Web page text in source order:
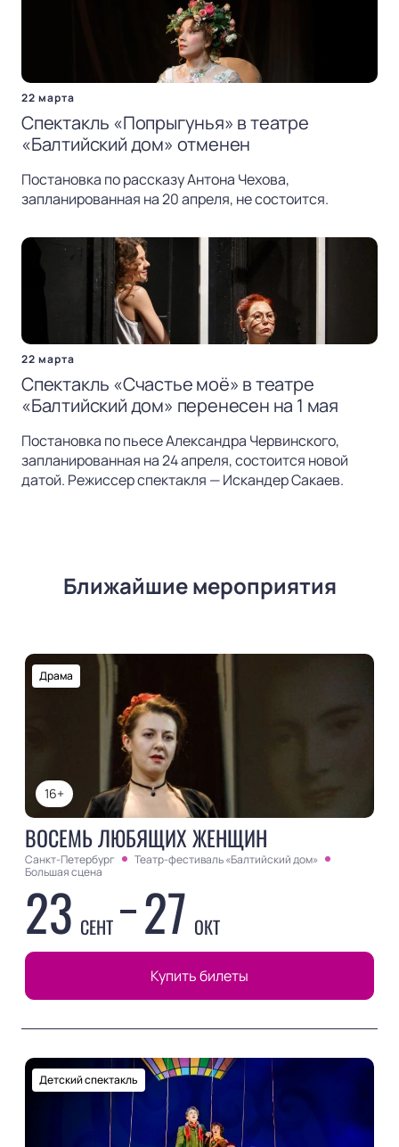
22 марта
Спектакль «Попрыгунья» в театре
«Балтийский дом» отменен
Постановка по рассказу Антона Чехова,
запланированная на 20 апреля, не состоится.
22 марта
Спектакль «Счастье моё» в театре
«Балтийский дом» перенесен на 1 мая
Постановка по пьесе Александра Червинского,
запланированная на 24 апреля, состоится новой
датой. Режиссер спектакля — Искандер Сакаев.
Ближайшие мероприятия
16+
Драма
ВОСЕМЬ ЛЮБЯЩИХ ЖЕНЩИН
Санкт-Петербург
Театр-фестиваль «Балтийский дом»
Большая сцена
23 СЕНТ 27 ОКТ
Купить билеты
Детский спектакль